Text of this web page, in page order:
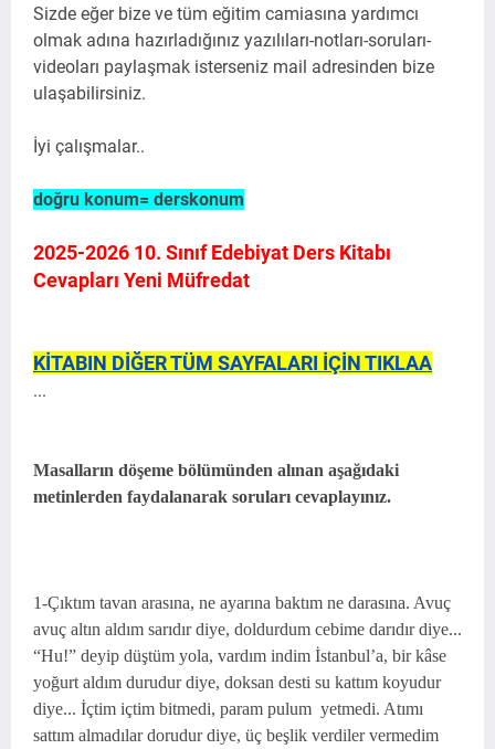
Sizde eğer bize ve tüm eğitim camiasına yardımcı
olmak adına hazırladığınız yazılıları-notları-soruları-
videoları paylaşmak isterseniz mail adresinden bize
ulaşabilirsiniz.
İyi çalışmalar..
doğru konum= derskonum
2025-2026 10. Sınıf Edebiyat Ders Kitabı
Cevapları Yeni Müfredat
KİTABIN DİĞER TÜM SAYFALARI İÇİN TIKLAA
...
Masalların döşeme bölümünden alınan aşağıdaki
metinlerden faydalanarak soruları cevaplayınız.
1-Çıktım tavan arasına, ne ayarına baktım ne darasına. Avuç
avuç altın aldım sarıdır diye, doldurdum cebime darıdır diye...
“Hu!” deyip düştüm yola, vardım indim İstanbul’a, bir kâse
yoğurt aldım durudur diye, doksan desti su kattım koyudur
diye... İçtim içtim bitmedi, param pulum yetmedi. Atımı
sattım almadılar dorudur diye, üç beşlik verdiler vermedim